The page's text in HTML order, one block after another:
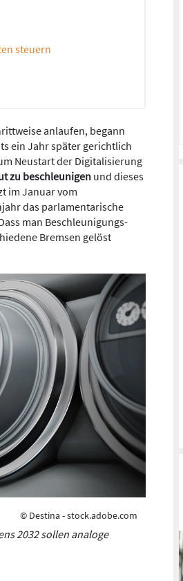
steuern
anlaufen, begann
ein Jahr später gerichtlich
Neustart der Digitalisierung
zu beschleunigen und dieses
im Januar vom
das parlamentarische
man Beschleunigungs-
Bremsen gelöst
© Destina - stock.adobe.com
2032 sollen analoge